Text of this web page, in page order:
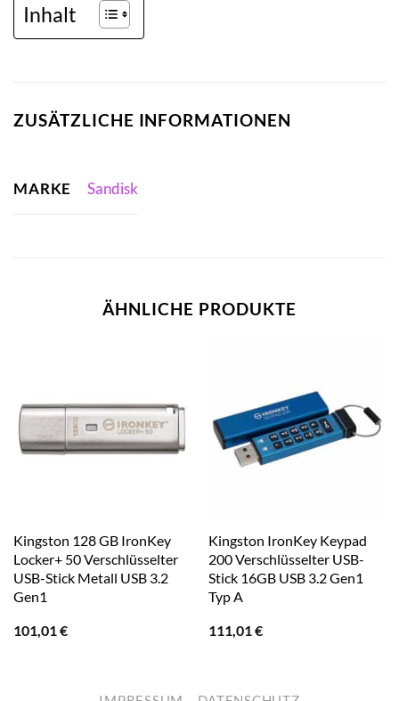
Inhalt
ZUSÄTZLICHE INFORMATIONEN
MARKE Sandisk
ÄHNLICHE PRODUKTE
Kingston 128 GB IronKey
Locker+ 50 Verschlüsselter
USB-Stick Metall USB 3.2
Gen1
101,01€
Kingston IronKey Keypad
200 Verschlüsselter USB-
Stick 16GB USB 3.2 Gen1
Typ A
111,01€